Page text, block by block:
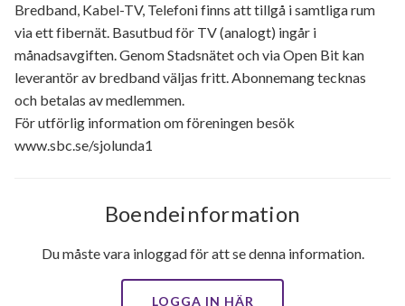
Bredband, Kabel-TV, Telefoni finns att tillgå i samtliga rum
via ett fibernät. Basutbud för TV (analogt) ingår i
månadsavgiften. Genom Stadsnätet och via Open Bit kan
leverantör av bredband väljas fritt. Abonnemang tecknas
och betalas av medlemmen.
För utförlig information om föreningen besök
www.sbc.se/sjolunda1
Boendeinformation
Du måste vara inloggad för att se denna information.
LOGGA IN HÄR